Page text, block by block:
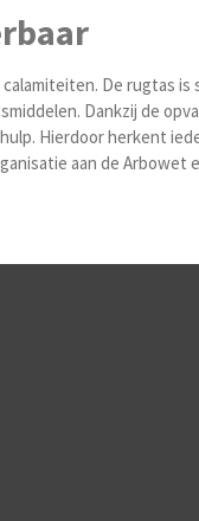
De rugtas
Dankzij de
Hierdoor herkent
aan de Arbowet